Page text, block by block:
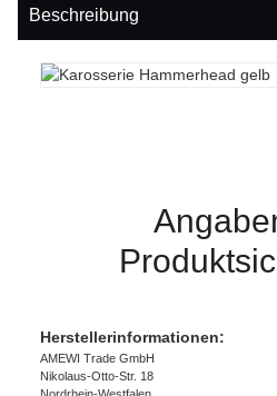
Beschreibung
Herstellerinformationen:
AMEWI Trade GmbH
Nikolaus-Otto-Str. 18